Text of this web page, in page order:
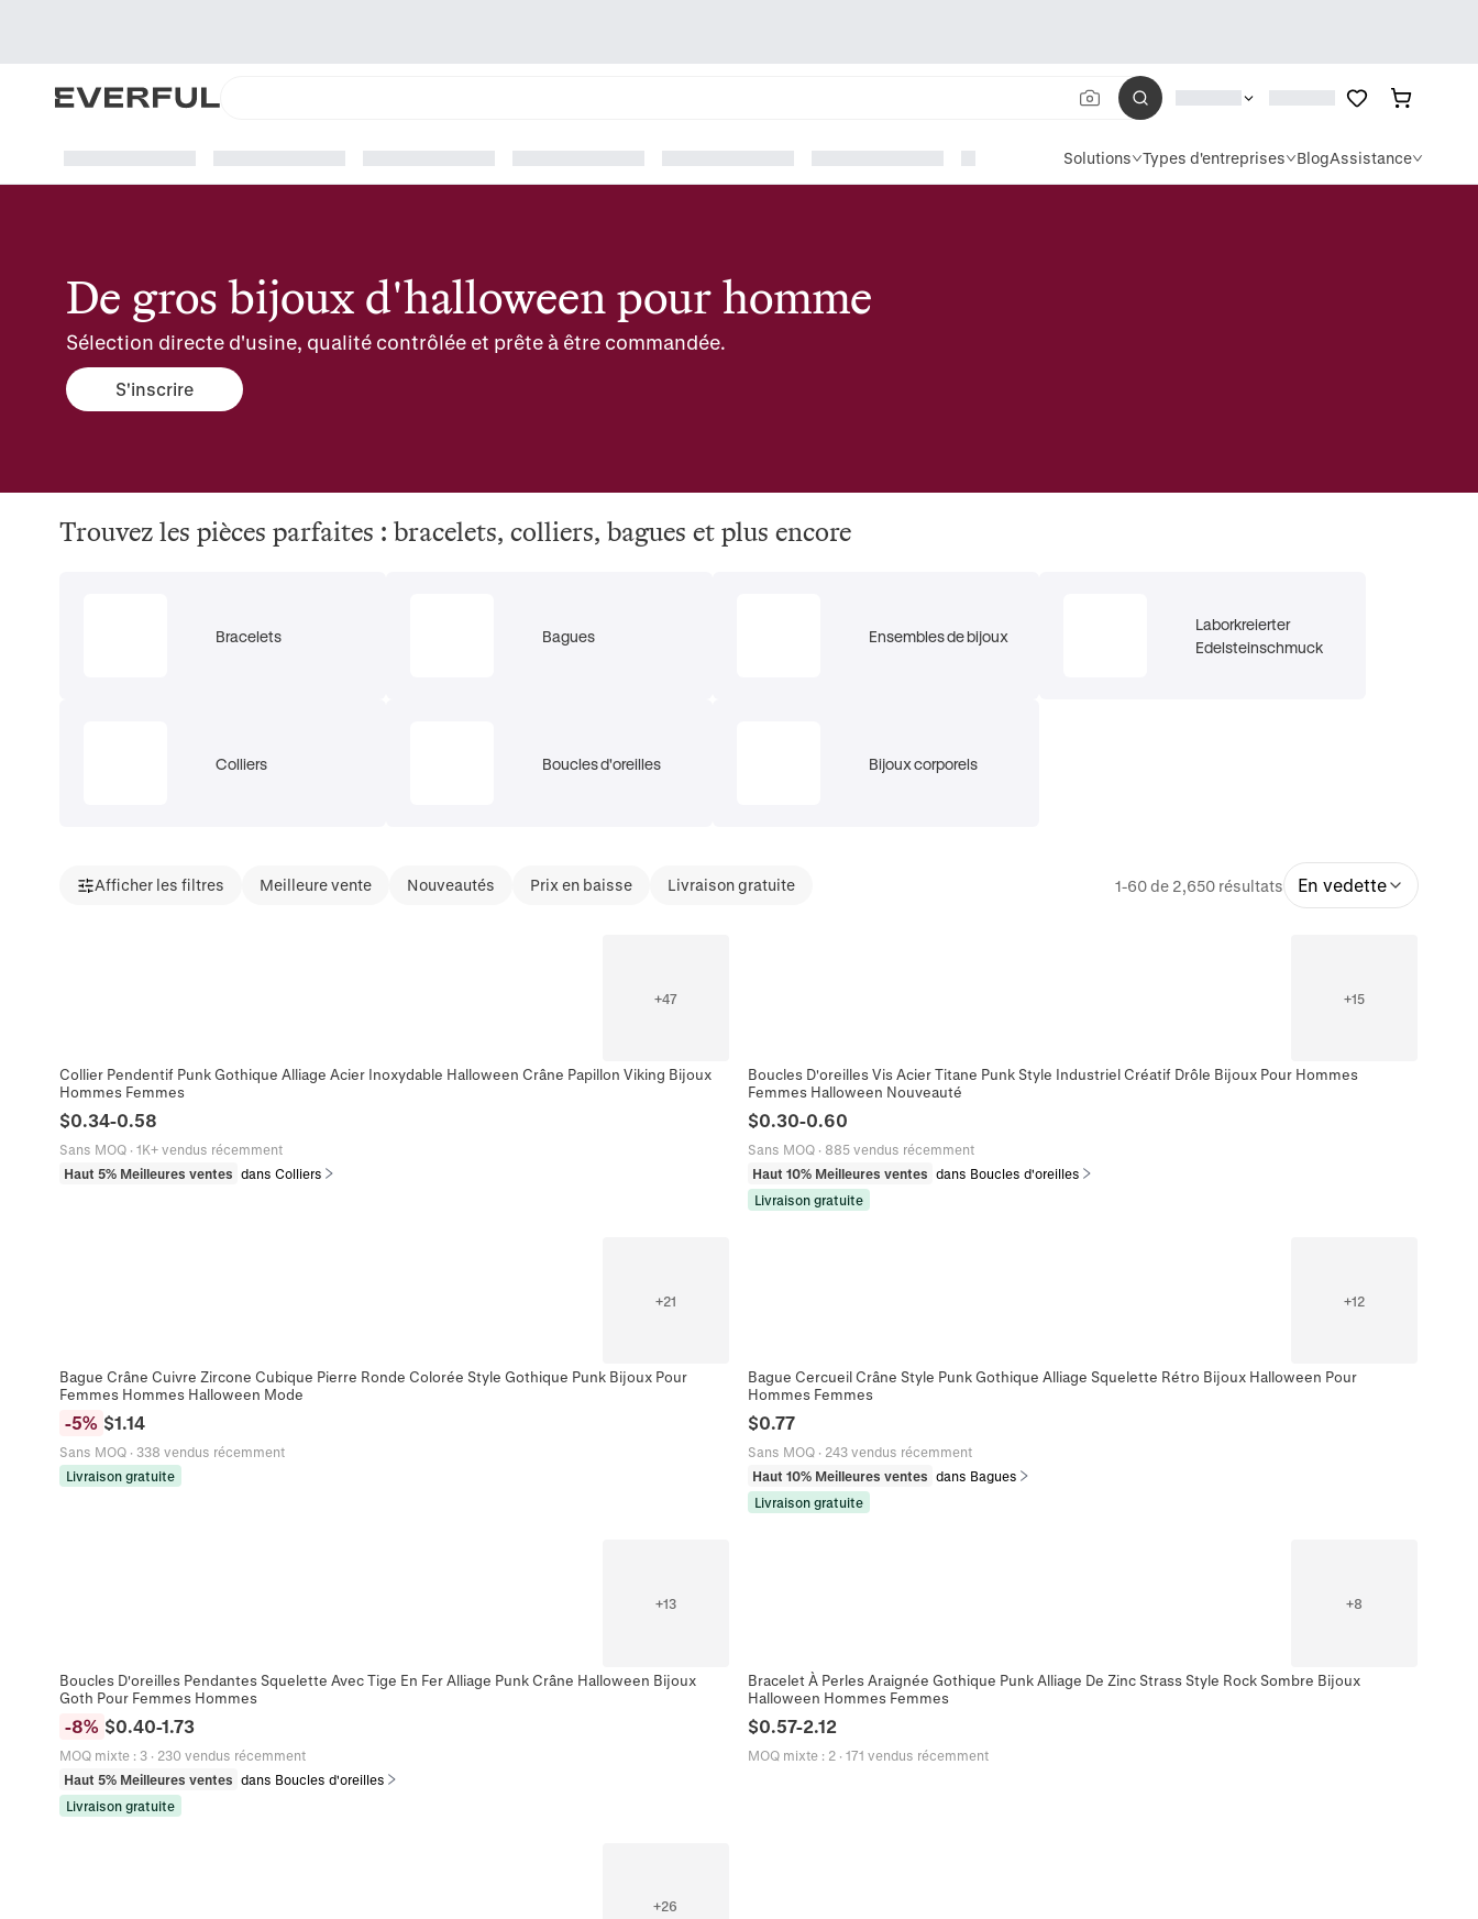
Solutions Types d'entreprises BlogAssistance
De gros bijoux d'halloween pour homme
Sélection directe d'usine, qualité contrôlée et prête à être commandée.
S'inscrire
Trouvez les pièces parfaites : bracelets, colliers, bagues et plus encore
Bracelets
Colliers
Bagues
Boucles d'oreilles
Ensembles de bijoux
Bijoux corporels
Laborkreierter
Edelsteinschmuck
Afficher les filtres Meilleure vente Nouveautés Prix en baisse Livraison gratuite 1-60 de 2,650 résultats En vedette
+47
Collier Pendentif Punk Gothique Alliage Acier Inoxydable Halloween Crâne Papillon Viking Bijoux
Hommes Femmes
$0.34-0.58
Sans MOQ· 1K+ vendus récemment
Haut 5% Meilleures ventes dans Colliers
+15
Boucles D'oreilles Vis Acier Titane Punk Style Industriel Créatif Drôle Bijoux Pour Hommes
Femmes Halloween Nouveauté
$0.30-0.60
Sans MOQ · 885 vendus récemment
Haut 10% Meilleures ventes dans Boucles d'oreilles
Livraison gratuite
+21
Bague Crâne Cuivre Zircone Cubique Pierre Ronde Colorée Style Gothique Punk Bijoux Pour
Femmes Hommes Halloween Mode
-5% $1.14
Sans MOQ· 338 vendus récemment
Livraison gratuite
+12
Bague Cercueil Crâne Style Punk Gothique Alliage Squelette Rétro Bijoux Halloween Pour
Hommes Femmes
$0.77
Sans MOQ · 243 vendus récemment
Haut 10% Meilleures ventes dans Bagues
Livraison gratuite
+13
Boucles D'oreilles Pendantes Squelette Avec Tige En Fer Alliage Punk Crâne Halloween Bijoux
Goth Pour Femmes Hommes
-8% $0.40-1.73
MOQ mixte: 3· 230 vendus récemment
Haut 5% Meilleures ventes dans Boucles d'oreilles
Livraison gratuite
+8
Bracelet À Perles Araignée Gothique Punk Alliage De Zinc Strass Style Rock Sombre Bijoux
Halloween Hommes Femmes
$0.57-2.12
MOQ mixte : 2 · 171 vendus récemment
+26